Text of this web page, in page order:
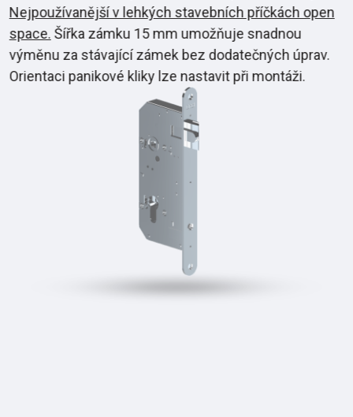
Nejpoužívanější v lehkých stavebních příčkách open
space. Šířka zámku 15 mm umožňuje snadnou
výměnu za stávající zámek bez dodatečných úprav.
Orientaci panikové kliky lze nastavit při montáži.